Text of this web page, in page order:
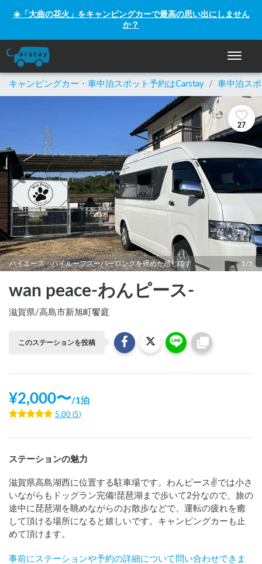
☀️「大曲の花火」をキャンピングカーで最高の思い出にしません
か？
ナビゲ
キャンピングカー・車中泊スポット予約はCarstay / 車中泊ス
27
ハイエース ハイルーフスーパーロングを停めた感じです 1/5
wan peace-わんピース-
滋賀県/高島市新旭町饗庭
このステーションを投稿
¥2,000〜/1泊
5.00 (5)
ステーションの魅力
滋賀県高島湖西に位置する駐車場です。わんピース✌️では小さ
いながらもドッグラン完備!琵琶湖まで歩いて2分なので、旅の
途中に琵琶湖を眺めながらのお散歩などで、運転の疲れを癒
して頂ける場所になると嬉しいです。キャンピングカーも止
めて頂けます。
事前にステーションや予約の詳細について問い合わせできま